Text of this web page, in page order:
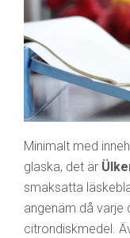
Minimalt med
glaska, det är
smaksatta
angenäm då varje
citrondiskmedel.